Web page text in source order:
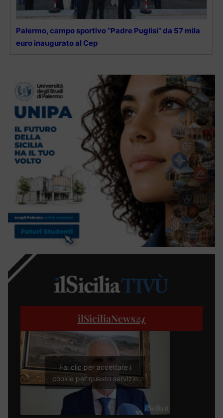
Palermo, campo sportivo “Padre Puglisi” da 57 mila
euro inaugurato al Cep
ilSiciliaNews24
Fai clic per accettare i
cookie per questo servizio